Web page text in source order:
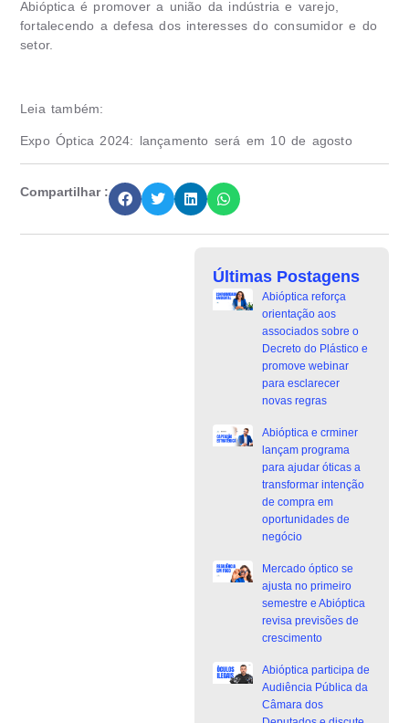
Abióptica é promover a união da indústria e varejo,
fortalecendo a defesa dos interesses do consumidor e do
setor.
Leia também:
Expo Óptica 2024: lançamento será em 10 de agosto
Compartilhar :
Últimas Postagens
Abióptica reforça
orientação aos
associados sobre o
Decreto do Plástico e
promove webinar
para esclarecer
novas regras
Abióptica e crminer
lançam programa
para ajudar óticas a
transformar intenção
de compra em
oportunidades de
negócio
Mercado óptico se
ajusta no primeiro
semestre e Abióptica
revisa previsões de
crescimento
Abióptica participa de
Audiência Pública da
Câmara dos